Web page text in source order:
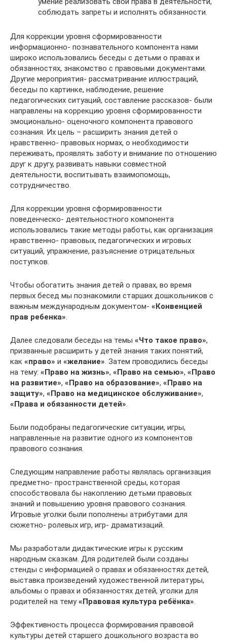
соблюдать запреты и исполнять обязанности.
Для коррекции уровня сформированности
информационно- познавательного компонента нами
широко использовались беседы с детьми о правах и
обязанностях, знакомство с правовыми документами.
Другие мероприятия- рассматривание иллюстраций,
беседы по картинке, наблюдение, решение
педагогических ситуаций, составление рассказов- были
направлены на коррекцию уровня сформированности
эмоционально- оценочного компонента правового
сознания. Их цель – расширить знания детей о
нравственно- правовых нормах, о необходимости
переживать, проявлять заботу и внимание по отношению
друг к другу, развивать навыки совместной
деятельности, воспитывать взаимопомощь,
сотрудничество.
Для коррекции уровня сформированности
поведенческо- деятельностного компонента
использовались такие методы работы, как организация
нравственно- правовых, педагогических и игровых
ситуаций, упражнение, разъяснение отрицательных
поступков.
Чтобы обогатить знания детей о правах, во время
первых бесед мы познакомили старших дошкольников с
важным международным документом- «Конвенцией
прав ребенка».
Далее следовали беседы на темы «Что такое право»,
призванные расширить у детей знания таких понятий,
как «право» и «желание». Затем проводились беседы
на тему: «Право на жизнь», «Право на семью», «Право
на развитие», «Право на образование», «Право на
защиту», «Право на медицинское обслуживание»,
«Права и обязанности детей».
Были подобраны педагогические ситуации, игры,
направленные на развитие одного из компонентов
правового сознания.
Следующим направление работы являлась организация
предметно- пространственной среды, которая
способствовала бы накоплению детьми правовых
знаний и повышению уровня правового сознания.
Игровые уголки были пополнены атрибутами для
сюжетно- ролевых игр, игр- драматизаций.
Мы разработали дидактические игры к русским
народным сказкам. Для родителей были созданы
стенды с информацией о правах и обязанностях детей,
выставка произведений художественной литературы,
альбомы о правах и обязанностях детей, уголки для
родителей на тему«Правовая культура ребёнка».
Эффективность процесса формирования правовой
культуры детей старшего дошкольного возраста во